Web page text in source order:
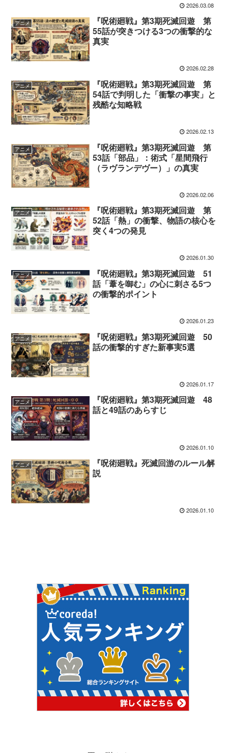
2026.03.08
アニメ
『呪術廻戦』第3期死滅回遊 第
55話が突きつける3つの衝撃的な
真実
2026.02.28
アニメ
『呪術廻戦』第3期死滅回遊 第
54話で判明した「衝撃の事実」と
残酷な知略戦
2026.02.13
アニメ
『呪術廻戦』第3期死滅回遊 第
53話「部品」：術式「星間飛行
（ラヴランデヴー）」の真実
2026.02.06
アニメ
『呪術廻戦』第3期死滅回遊 第
52話「熱」の衝撃、物語の核心を
突く4つの発見
2026.01.30
アニメ
『呪術廻戦』第3期死滅回遊 51
話「葦を啣む」の心に刺さる5つ
の衝撃的ポイント
2026.01.23
アニメ
『呪術廻戦』第3期死滅回遊 50
話の衝撃的すぎた新事実5選
2026.01.17
アニメ
『呪術廻戦』第3期死滅回遊 48
話と49話のあらすじ
2026.01.10
アニメ
『呪術廻戦』死滅回游のルール解
説
2026.01.10